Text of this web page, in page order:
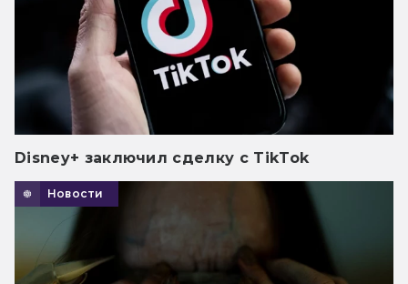
Disney+ заключил сделку с TikTok
Новости